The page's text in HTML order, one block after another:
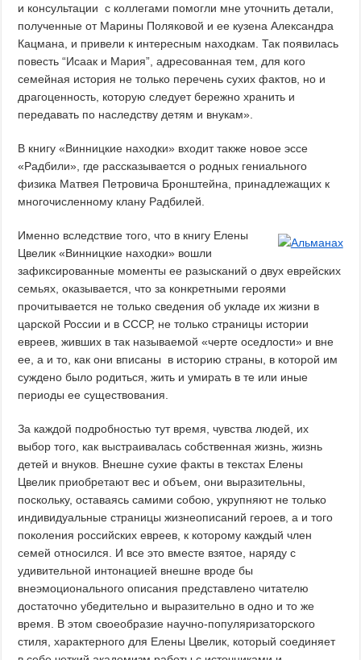
и консультации с коллегами помогли мне уточнить детали,
полученные от Марины Поляковой и ее кузена Александра
Кацмана, и привели к интересным находкам. Так появилась
повесть “Исаак и Мария”, адресованная тем, для кого
семейная история не только перечень сухих фактов, но и
драгоценность, которую следует бережно хранить и
передавать по наследству детям и внукам».
В книгу «Винницкие находки» входит также новое эссе
«Радбили», где рассказывается о родных гениального
физика Матвея Петровича Бронштейна, принадлежащих к
многочисленному клану Радбилей.
Именно вследствие того, что в книгу Елены
Цвелик «Винницкие находки» вошли
зафиксированные моменты ее разысканий о двух еврейских
семьях, оказывается, что за конкретными героями
прочитывается не только сведения об укладе их жизни в
царской России и в СССР, не только страницы истории
евреев, живших в так называемой «черте оседлости» и вне
ее, а и то, как они вписаны в историю страны, в которой им
суждено было родиться, жить и умирать в те или иные
периоды ее существования.
За каждой подробностью тут время, чувства людей, их
выбор того, как выстраивалась собственная жизнь, жизнь
детей и внуков. Внешне сухие факты в текстах Елены
Цвелик приобретают вес и объем, они выразительны,
поскольку, оставаясь самими собою, укрупняют не только
индивидуальные страницы жизнеописаний героев, а и того
поколения российских евреев, к которому каждый член
семей относился. И все это вместе взятое, наряду с
удивительной интонацией внешне вроде бы
внеэмоционального описания представлено читателю
достаточно убедительно и выразительно в одно и то же
время. В этом своеобразие научно-популяризаторского
стиля, характерного для Елены Цвелик, который соединяет